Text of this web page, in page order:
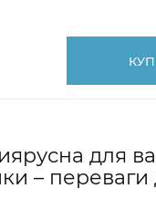
для
– переваги